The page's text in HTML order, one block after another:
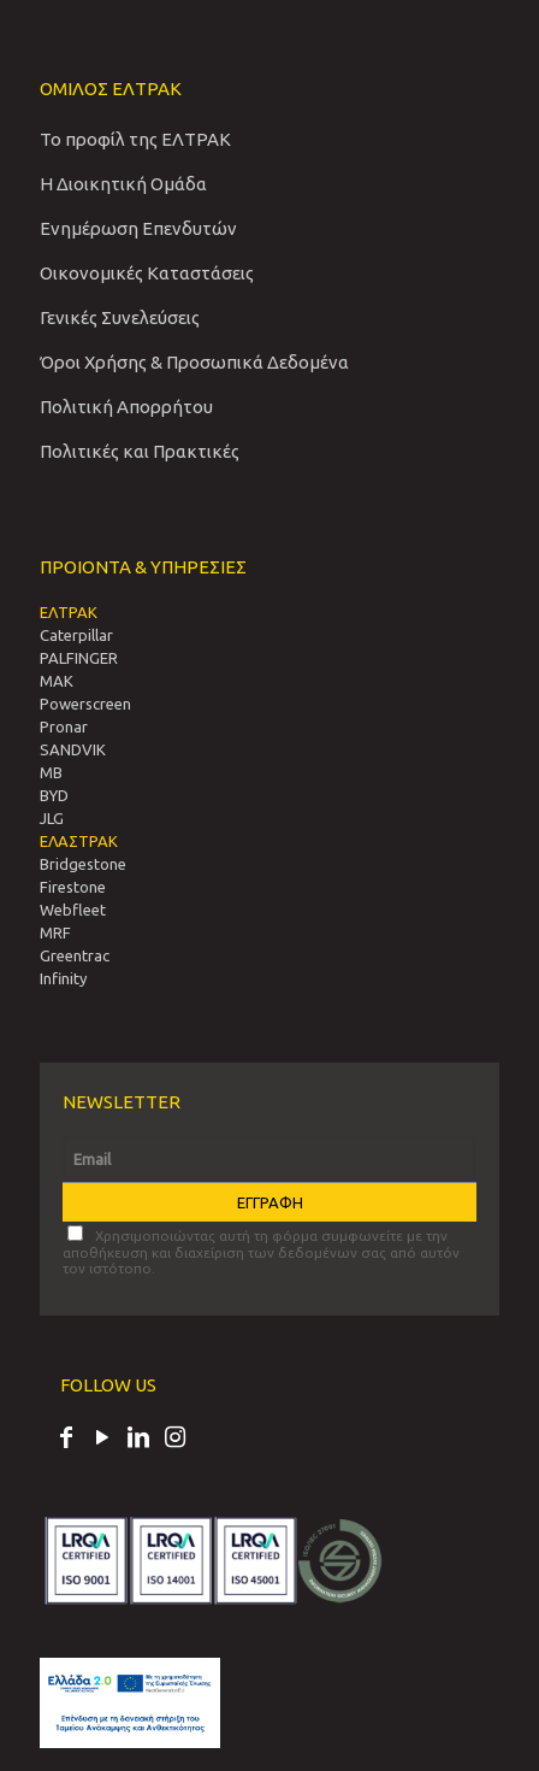
ΟΜΙΛΟΣ ΕΛΤΡΑΚ
Το προφίλ της ΕΛΤΡΑΚ
Η Διοικητική Ομάδα
Ενημέρωση Επενδυτών
Οικονομικές Καταστάσεις
Γενικές Συνελεύσεις
Όροι Χρήσης & Προσωπικά Δεδομένα
Πολιτική Απορρήτου
Πολιτικές και Πρακτικές
ΠΡΟΙΟΝΤΑ & ΥΠΗΡΕΣΙΕΣ
ΕΛΤΡΑΚ
Caterpillar
PALFINGER
MAK
Powerscreen
Pronar
SANDVIΚ
MB
BYD
JLG
ΕΛΑΣΤΡΑΚ
Bridgestone
Firestone
Webfleet
MRF
Greentrac
Infinity
NEWSLETTER
Χρησιμοποιώντας αυτή τη φόρμα συμφωνείτε με την
αποθήκευση και διαχείριση των δεδομένων σας από αυτόν
τον ιστότοπο.
FOLLOW US